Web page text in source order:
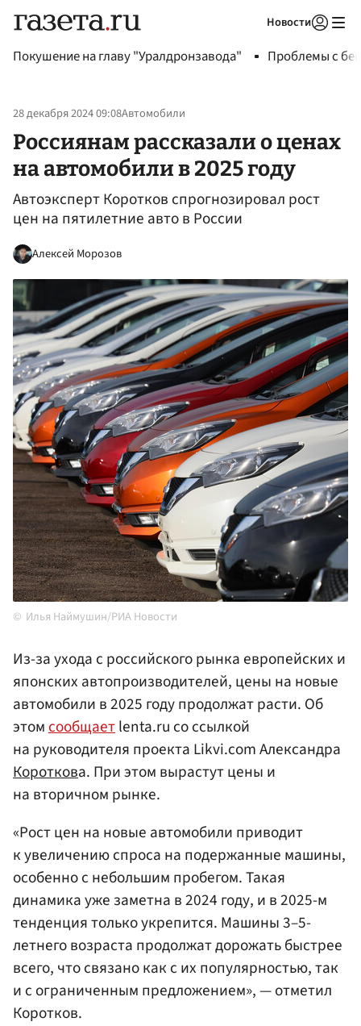
Новости
Покушение на главу "Уралдронзавода" Проблемы с
28 декабря 2024 09:08Автомобили
Россиянам рассказали о ценах
на автомобили в 2025 году
Автоэксперт Коротков спрогнозировал рост
цен на пятилетние авто в России
Алексей Морозов
Илья Наймушин/РИА Новости
Из-за ухода с российского рынка европейских и
японских автопроизводителей, цены на новые
автомобили в 2025 году продолжат расти. Об
этомсообщаетlenta.ru со ссылкой
на руководителя проекта Likvi.com Александра
Короткова. При этом вырастут цены и
на вторичном рынке.
«Рост цен на новые автомобили приводит
к увеличению спроса на подержанные машины,
особенно с небольшим пробегом. Такая
динамика уже заметна в 2024 году, и в 2025-м
тенденция только укрепится. Машины 3–5-
летнего возраста продолжат дорожать быстрее
всего, что связано как с их популярностью, так
и с ограниченным предложением», — отметил
Коротков.